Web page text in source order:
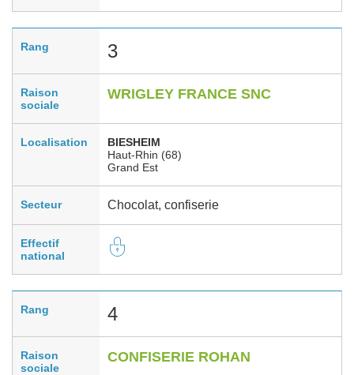
Rang 3
Raison
sociale
WRIGLEY FRANCE SNC
Localisation
BIESHEIM
Haut-Rhin (68)
Grand Est
Secteur Chocolat, confiserie
Effectif
national
Rang 4
Raison
sociale
CONFISERIE ROHAN